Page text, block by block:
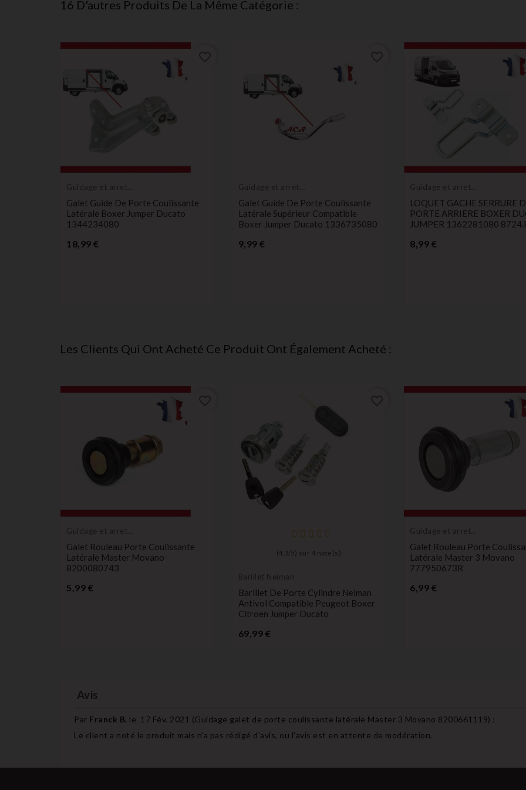
16 D'autres Produits De La Même Catégorie :
Guidage et arret
Galet Guide De Porte Coulissante
Latérale Boxer Jumper Ducato
1344234080
18,99 €
Guidage et arret
Galet Guide De Porte Coulissante
Latérale Supérieur Compatible
Boxer Jumper Ducato 1336735080
9,99 €
Guidage et arret
LOQUET GACHE SERRURE
PORTE ARRIERE BOXER
JUMPER 1362281080
8,99 €
Les Clients Qui Ont Acheté Ce Produit Ont Également Acheté :
Guidage et arret
Galet Rouleau Porte Coulissante
Latérale Master Movano
8200080743
5,99 €
(4,3 / 5) sur 4 note(s)
Barillet Neiman
Barillet De Porte Cylindre Neiman
Antivol Compatible Peugeot Boxer
Citroen Jumper Ducato
69,99 €
Guidage et arret
Galet Rouleau Porte
Latérale Master 3 Movano
777950673R
6,99 €
Avis
Par Franck B. le 17 Fév. 2021 (Guidage galet de porte coulissante latérale Master 3 Movano 8200661119) :
Le client a noté le produit mais n'a pas rédigé d'avis, ou l'avis est en attente de modération.